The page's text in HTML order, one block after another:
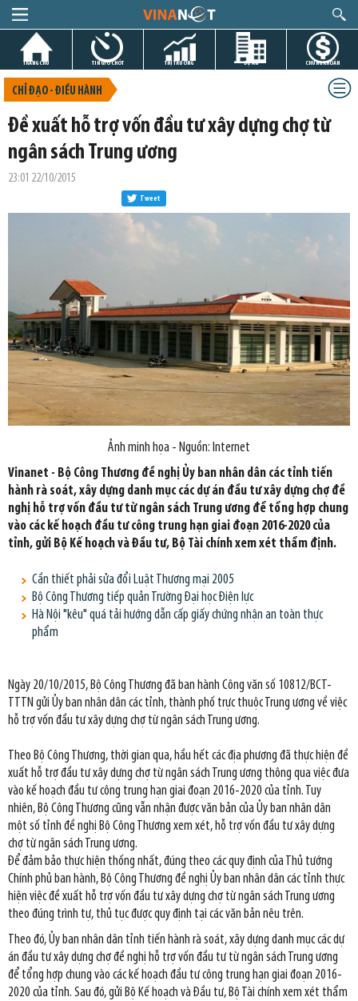
TRANG CHỦ TIN GIỜ CHÓT THỊ TRƯỜNG DỰ ÁN CHỨNG KHOÁN
CHỈ ĐẠO - ĐIỀU HÀNH
Đề xuất hỗ trợ vốn đầu tư xây dựng chợ từ
ngân sách Trung ương
23:01 22/10/2015
Tweet
Ảnh minh họa - Nguồn: Internet
Vinanet - Bộ Công Thương đề nghị Ủy ban nhân dân các tỉnh tiến
hành rà soát, xây dựng danh mục các dự án đầu tư xây dựng chợ đề
nghị hỗ trợ vốn đầu tư từ ngân sách Trung ương để tổng hợp chung
vào các kế hoạch đầu tư công trung hạn giai đoạn 2016-2020 của
tỉnh, gửi Bộ Kế hoạch và Đầu tư, Bộ Tài chính xem xét thẩm định.
Cần thiết phải sửa đổi Luật Thương mại 2005
Bộ Công Thương tiếp quản Trường Đại học Điện lực
Hà Nội "kêu" quá tải hướng dẫn cấp giấy chứng nhận an toàn thực
phẩm
Ngày 20/10/2015, Bộ Công Thương đã ban hành Công văn số 10812/BCT-
TTTN gửi Ủy ban nhân dân các tỉnh, thành phố trực thuộc Trung ương về việc
hỗ trợ vốn đầu tư xây dựng chợ từ ngân sách Trung ương.
Theo Bộ Công Thương, thời gian qua, hầu hết các địa phương đã thực hiện đề
xuất hỗ trợ đầu tư xây dựng chợ từ ngân sách Trung ương thông qua việc đưa
vào kế hoạch đầu tư công trung hạn giai đoạn 2016-2020 của tỉnh. Tuy
nhiên, Bộ Công Thương cũng vẫn nhận được văn bản của Ủy ban nhân dân
một số tỉnh đề nghị Bộ Công Thương xem xét, hỗ trợ vốn đầu tư xây dựng
chợ từ ngân sách Trung ương.
Để đảm bảo thực hiện thống nhất, đúng theo các quy định của Thủ tướng
Chính phủ ban hành, Bộ Công Thương đề nghị Ủy ban nhân dân các tỉnh thực
hiện việc đề xuất hỗ trợ vốn đầu tư xây dựng chợ từ ngân sách Trung ương
theo đúng trình tự, thủ tục được quy định tại các văn bản nêu trên.
Theo đó, Ủy ban nhân dân tỉnh tiến hành rà soát, xây dựng danh mục các dự
án đầu tư xây dựng chợ đề nghị hỗ trợ vốn đầu tư từ ngân sách Trung ương
để tổng hợp chung vào các kế hoạch đầu tư công trung hạn giai đoạn 2016-
2020 của tỉnh. Sau đó, gửi Bộ Kế hoạch và Đầu tư, Bộ Tài chính xem xét thẩm